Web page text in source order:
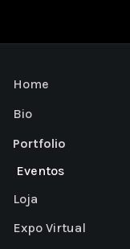
Home
Bio
Portfolio
Eventos
Loja
Expo Virtual